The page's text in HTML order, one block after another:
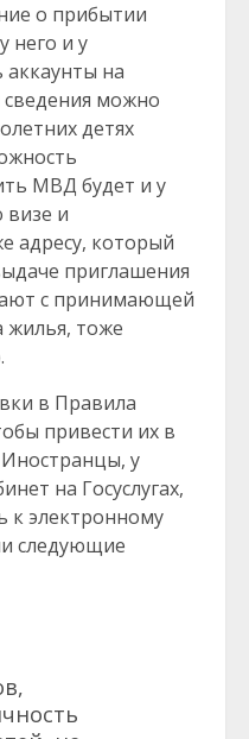
о прибытии
него и у
аккаунты на
сведения можно
детях
МВД будет и у
и
адресу, который
приглашения
с принимающей
жилья, тоже
в Правила
привести их в
Иностранцы, у
на Госуслугах,
к электронному
следующие